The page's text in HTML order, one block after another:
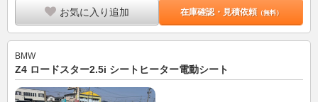
お気に入り追加 在庫確認・見積依頼（無料）
BMW
Z4 ロードスター2.5i シートヒーター電動シート